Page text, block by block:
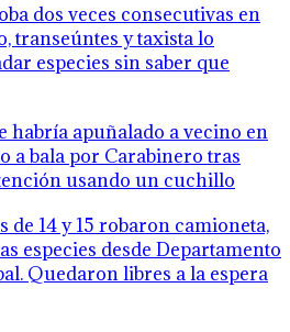
dos veces consecutivas en
transeúntes y taxista lo
especies sin saber que
habría apuñalado a vecino en
a bala por Carabinero tras
usando un cuchillo
de 14 y 15 robaron camioneta,
especies desde Departamento
Quedaron libres a la espera